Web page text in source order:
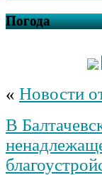
Погода
« Новости
В